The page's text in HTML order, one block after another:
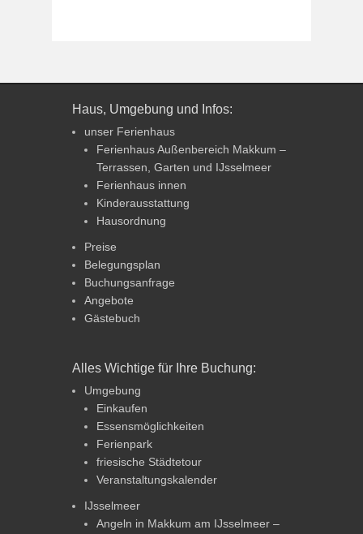
Haus, Umgebung und Infos:
unser Ferienhaus
Ferienhaus Außenbereich Makkum –
Terrassen, Garten und IJsselmeer
Ferienhaus innen
Kinderausstattung
Hausordnung
Preise
Belegungsplan
Buchungsanfrage
Angebote
Gästebuch
Alles Wichtige für Ihre Buchung:
Umgebung
Einkaufen
Essensmöglichkeiten
Ferienpark
friesische Städtetour
Veranstaltungskalender
IJsselmeer
Angeln in Makkum am IJsselmeer –